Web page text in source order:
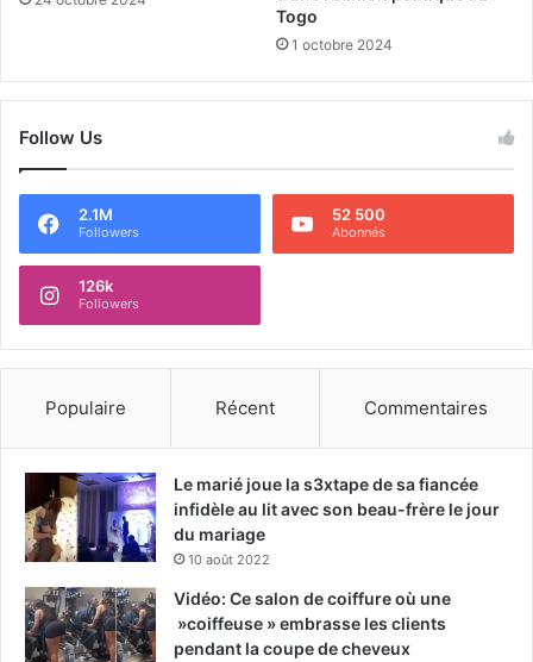
Togo
1 octobre 2024
Follow Us
2.1M
Followers
52 500
Abonnés
126k
Followers
Populaire Récent Commentaires
Le marié joue la s3xtape de sa fiancée
infidèle au lit avec son beau-frère le jour
du mariage
10 août 2022
Vidéo: Ce salon de coiffure où une
»coiffeuse » embrasse les clients
pendant la coupe de cheveux